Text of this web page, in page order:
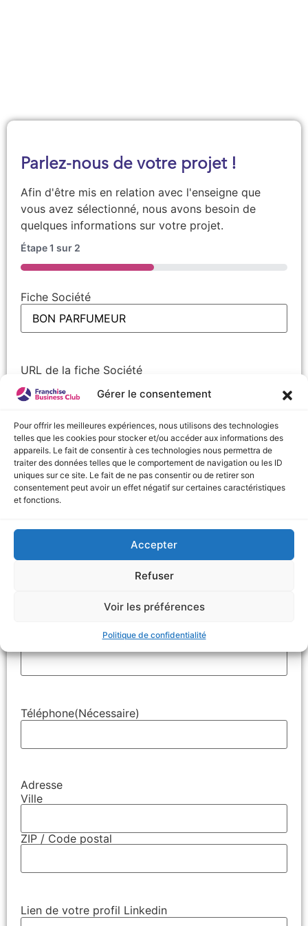
Gérer le consentement
Pour offrir les meilleures expériences, nous utilisons des technologies
telles que les cookies pour stocker et/ou accéder aux informations des
appareils. Le fait de consentir à ces technologies nous permettra de
traiter des données telles que le comportement de navigation ou les ID
uniques sur ce site. Le fait de ne pas consentir ou de retirer son
consentement peut avoir un effet négatif sur certaines caractéristiques
et fonctions.
Accepter
Refuser
Voir les préférences
Politique de confidentialité
Parlez-nous de votre projet !
Afin d'être mis en relation avec l'enseigne que
vous avez sélectionné, nous avons besoin de
quelques informations sur votre projet.
Étape1 sur 2
50%
Fiche Société
URL de la fiche Société
Nom(Nécessaire)
Prénom
Nom
(Nécessaire)
Téléphone(Nécessaire)
Adresse
Ville
ZIP / Code postal
Lien de votre profil Linkedin